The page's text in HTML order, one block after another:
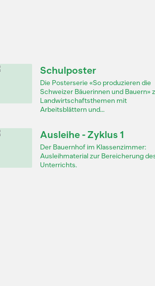
Schulposter
Die Posterserie «So produzieren die
Schweizer Bäuerinnen und Bauern»
Landwirtschaftsthemen mit
Arbeitsblättern und...
Ausleihe - Zyklus 1
Der Bauernhof im Klassenzimmer:
Ausleihmaterial zur Bereicherung
Unterrichts.